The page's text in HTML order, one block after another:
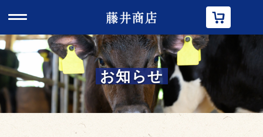
t
o
g
l
e
n
a
v
a
お知らせ